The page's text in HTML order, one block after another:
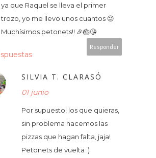
ya que Raquel se lleva el primer
trozo, yo me llevo unos cuantos 😜
Muchísimos petonets!! 🎉🎂😘
Responder
SILVIA T. CLARASÓ
01 junio
Por supuesto! los que quieras,
sin problema hacemos las
pizzas que hagan falta, jaja!
Petonets de vuelta :)